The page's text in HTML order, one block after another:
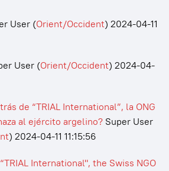
User (Orient/Occident) 2024-04-11
User (Orient/Occident) 2024-04-
de “TRIAL International”, la ONG
al ejército argelino? Super User
) 2024-04-11 11:15:56
International", the Swiss NGO